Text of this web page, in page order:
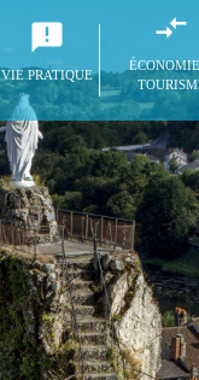
VIE PRATIQUE